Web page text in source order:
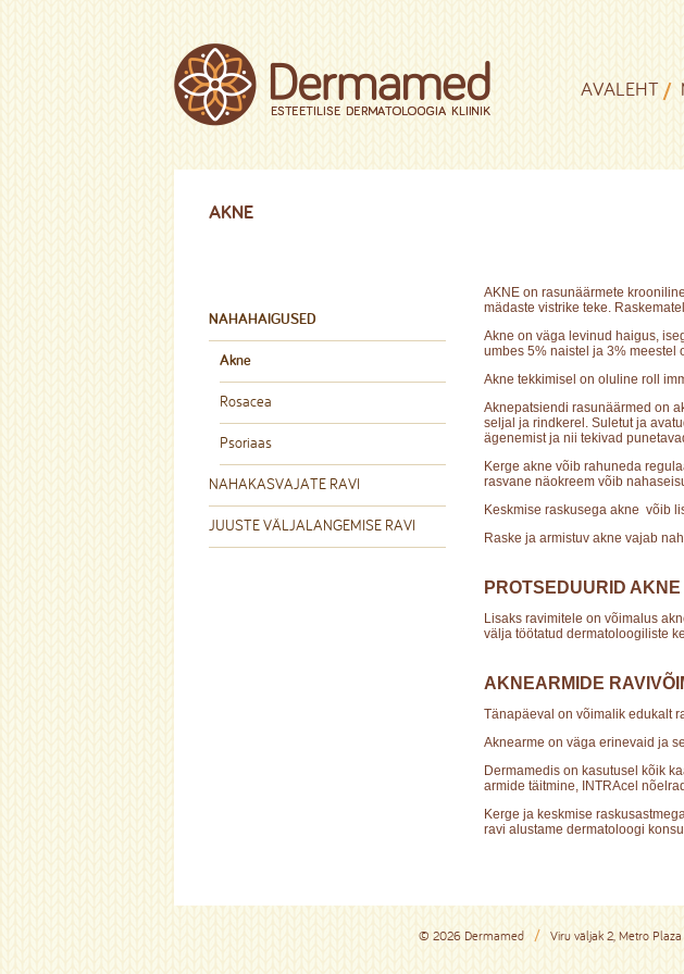
AVALEHT
AKNE
NAHAHAIGUSED
Akne
Rosacea
Psoriaas
NAHAKASVAJATE RAVI
JUUSTE VÄLJALANGEMISE RAVI
AKNE on rasunäärmete
mädaste vistrike teke.
Akne on väga levinud haigus,
umbes 5% naistel ja 3% meestel
Akne tekkimisel on oluline roll
Aknepatsiendi rasunäärmed on
seljal ja rindkerel. Suletut ja
ägenemist ja nii tekivad
Kerge akne võib rahuneda
rasvane näokreem võib
Keskmise raskusega akne võib
Raske ja armistuv akne vajab
PROTSEDUURID
Lisaks ravimitele on võimalus
välja töötatud dermatoloogiliste
AKNEARMIDE
Tänapäeval on võimalik edukalt
Aknearme on väga erinevaid ja
Dermamedis on kasutusel kõik
armide täitmine, INTRAcel
Kerge ja keskmise
ravi alustame dermatoloogi
© 2026 Dermamed Viru väljak 2, Metro Plaza